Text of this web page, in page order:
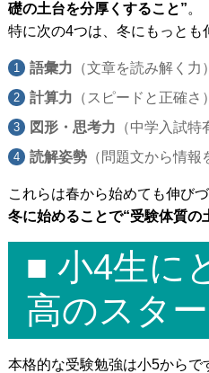
発達障がい&不登校に関するカ
聡生館放課後学び キッズルーム
ヒューマンアカデミー FCロボ
テックエレメンタリー FCプロ
小中学生対象 オンライン英会
礎の土台を分厚くすること”。
特に次の4つは、冬にもっとも
語彙力 （文章を読み解く力）
計算力 （スピードと正確さ）
図形・思考力 （中学入試特
読解姿勢（問題文から情報
これらは春から始めても伸びづ
冬に始めることで“受験体質の
■ 小4生に
高のスタ
本格的な受験勉強は小5からで